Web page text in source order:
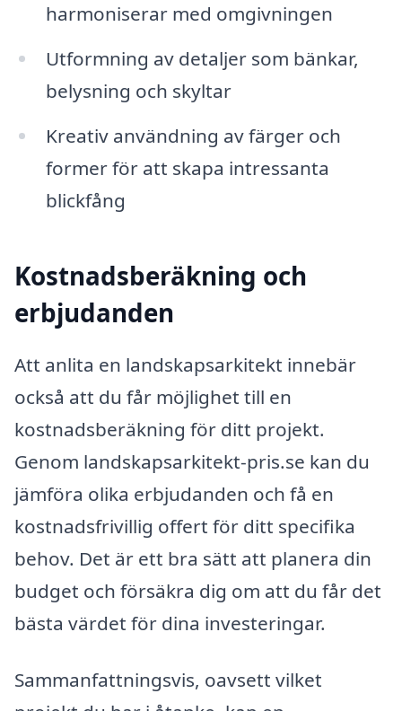
harmoniserar med omgivningen
Utformning av detaljer som bänkar,
belysning och skyltar
Kreativ användning av färger och
former för att skapa intressanta
blickfång
Kostnadsberäkning och
erbjudanden
Att anlita en landskapsarkitekt innebär
också att du får möjlighet till en
kostnadsberäkning för ditt projekt.
Genom landskapsarkitekt-pris.se kan du
jämföra olika erbjudanden och få en
kostnadsfrivillig offert för ditt specifika
behov. Det är ett bra sätt att planera din
budget och försäkra dig om att du får det
bästa värdet för dina investeringar.
Sammanfattningsvis, oavsett vilket